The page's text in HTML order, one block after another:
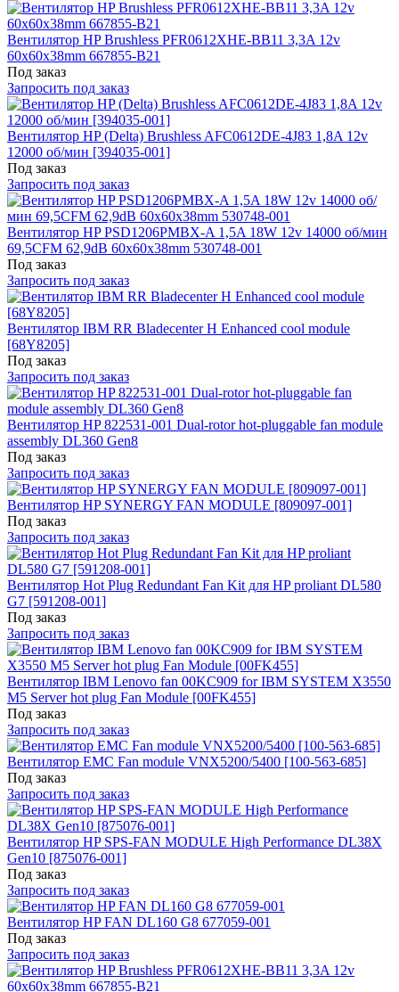
Вентилятор HP Brushless PFR0612XHE-BB11 3,3A 12v
60x60x38mm 667855-B21
Под заказ
Запросить под заказ
Вентилятор HP (Delta) Brushless AFC0612DE-4J83 1,8A 12v
12000 об/мин [394035-001]
Под заказ
Запросить под заказ
Вентилятор HP PSD1206PMBX-A 1,5A 18W 12v 14000 об/мин
69,5CFM 62,9dB 60x60x38mm 530748-001
Под заказ
Запросить под заказ
Вентилятор IBM RR Bladecenter H Enhanced cool module
[68Y8205]
Под заказ
Запросить под заказ
Вентилятор HP 822531-001 Dual-rotor hot-pluggable fan module
assembly DL360 Gen8
Под заказ
Запросить под заказ
Вентилятор HP SYNERGY FAN MODULE [809097-001]
Под заказ
Запросить под заказ
Вентилятор Hot Plug Redundant Fan Kit для HP proliant DL580
G7 [591208-001]
Под заказ
Запросить под заказ
Вентилятор IBM Lenovo fan 00KC909 for IBM SYSTEM X3550
M5 Server hot plug Fan Module [00FK455]
Под заказ
Запросить под заказ
Вентилятор EMC Fan module VNX5200/5400 [100-563-685]
Под заказ
Запросить под заказ
Вентилятор HP SPS-FAN MODULE High Performance DL38X
Gen10 [875076-001]
Под заказ
Запросить под заказ
Вентилятор HP FAN DL160 G8 677059-001
Под заказ
Запросить под заказ